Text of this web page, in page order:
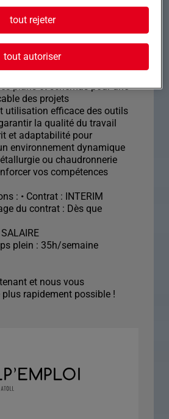
de découpe et pliage
précises et innovantes
assemblage et soudure (TIG,
constructions robustes et
plans et schémas pour une
des projets
utilisation efficace des outils
la qualité du travail
et adaptabilité pour
environnement dynamique
ou chaudronnerie
vos compétences
: • Contrat : INTERIM
du contrat : Dès que
plein : 35h/semaine
et nous vous
rapidement possible !
tout rejeter
tout autoriser